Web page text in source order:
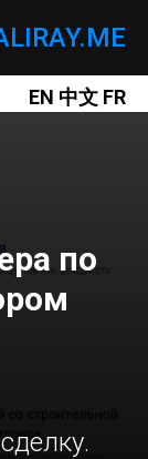
EN 中文 FR
по